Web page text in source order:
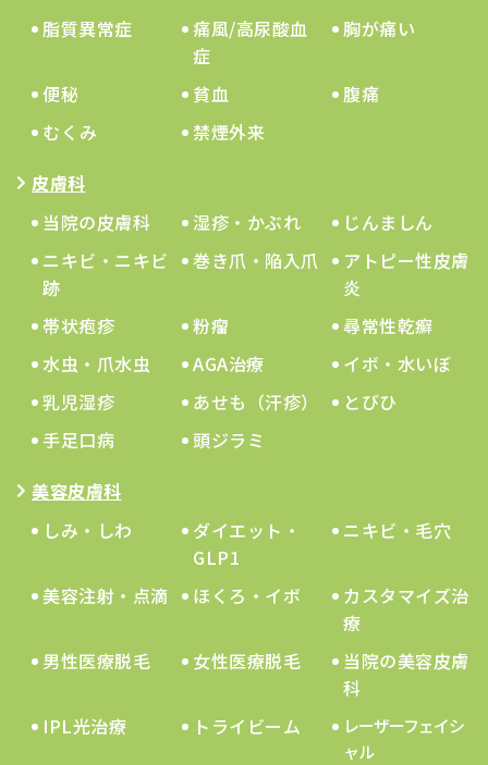
脂質異常症
痛風/高尿酸血
症
胸が痛い
便秘 貧血
腹痛
むくみ
禁煙外来
皮膚科
当院の皮膚科
湿疹・かぶれ
じんましん
ニキビ・ニキビ
跡
巻き爪・陥入爪
アトピー性皮膚
炎
帯状疱疹
粉瘤
尋常性乾癬
水虫・爪水虫
AGA治療
イボ・水いぼ
乳児湿疹
あせも（汗疹）
とびひ
手足口病
頭ジラミ
美容皮膚科
しみ・しわ
ダイエット・
GLP1
ニキビ・毛穴
美容注射・点滴 ほくろ・イボ
カスタマイズ治
療
男性医療脱毛
女性医療脱毛
当院の美容皮膚
科
IPL光治療
トライビーム
レーザーフェイシ
ャル